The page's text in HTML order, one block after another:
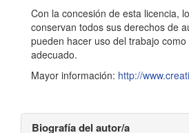
Con la concesión de esta licencia,
conservan todos sus derechos de
pueden hacer uso del trabajo como
adecuado.
Mayor información: http://
Biografía del autor/a